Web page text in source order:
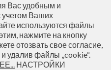
Вас удобным и
учетом Ваших
используются файлы
нажмите на кнопку
отозвать свое согласие,
удалив файлы „cookie“.
НАСТРОЙКИ